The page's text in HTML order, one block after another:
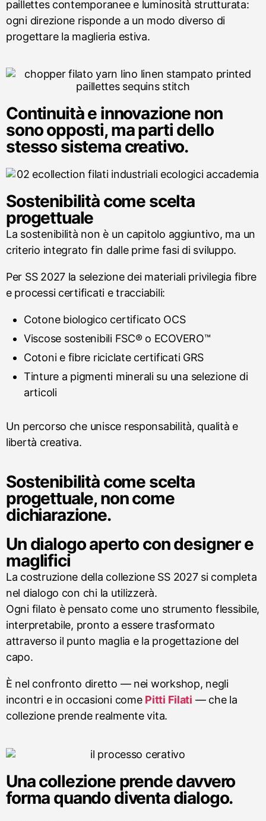
paillettes contemporanee e luminosità strutturata:
ogni direzione risponde a un modo diverso di
progettare la maglieria estiva.
Continuità e innovazione non
sono opposti, ma parti dello
stesso sistema creativo.
Sostenibilità come scelta
progettuale
La sostenibilità non è un capitolo aggiuntivo, ma un
criterio integrato fin dalle prime fasi di sviluppo.
Per SS 2027 la selezione dei materiali privilegia fibre
e processi certificati e tracciabili:
Cotone biologico certificato OCS
Viscose sostenibili FSC® o ECOVERO™
Cotoni e fibre riciclate certificati GRS
Tinture a pigmenti minerali su una selezione di
articoli
Un percorso che unisce responsabilità, qualità e
libertà creativa.
Sostenibilità come scelta
progettuale, non come
dichiarazione.
Un dialogo aperto con designer e
maglifici
La costruzione della collezione SS 2027 si completa
nel dialogo con chi la utilizzerà.
Ogni filato è pensato come uno strumento flessibile,
interpretabile, pronto a essere trasformato
attraverso il punto maglia e la progettazione del
capo.
È nel confronto diretto — nei workshop, negli
incontri e in occasioni come Pitti Filati — che la
collezione prende realmente vita.
Una collezione prende davvero
forma quando diventa dialogo.